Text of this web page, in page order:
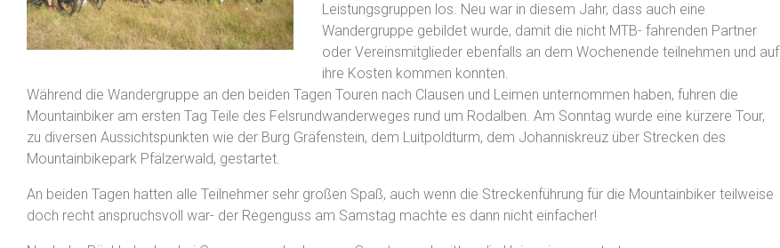
Leistungsgruppen los. Neu war in diesem Jahr, dass auch eine
Wandergruppe gebildet wurde, damit die nicht MTB- fahrenden Partner
oder Vereinsmitglieder ebenfalls an dem Wochenende teilnehmen und auf
ihre Kosten kommen konnten.
Während die Wandergruppe an den beiden Tagen Touren nach Clausen und Leimen unternommen haben, fuhren die
Mountainbiker am ersten Tag Teile des Felsrundwanderweges rund um Rodalben. Am Sonntag wurde eine kürzere Tour,
zu diversen Aussichtspunkten wie der Burg Gräfenstein, dem Luitpoldturm, dem Johanniskreuz über Strecken des
Mountainbikepark Pfälzerwald, gestartet.
An beiden Tagen hatten alle Teilnehmer sehr großen Spaß, auch wenn die Streckenführung für die Mountainbiker teilweise
doch recht anspruchsvoll war- der Regenguss am Samstag machte es dann nicht einfacher!